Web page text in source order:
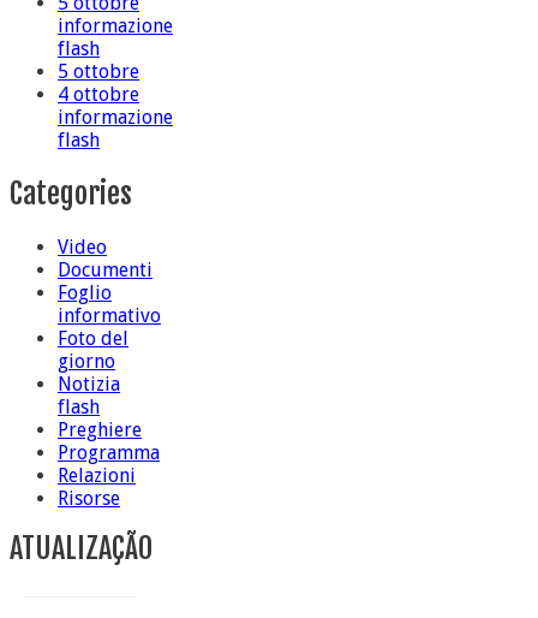
informazione
flash
5 ottobre
4 ottobre
informazione
flash
Categories
Video
Documenti
Foglio
informativo
Foto del
giorno
Notizia
flash
Preghiere
Programma
Relazioni
Risorse
ATUALIZAÇÃO